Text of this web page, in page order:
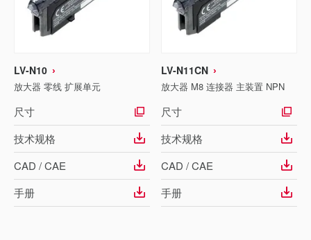
LV-N10
放大器 零线 扩展单元
尺寸
技术规格
CAD / CAE
手册
LV-N11CN
放大器 M8 连接器 主装置 NPN
尺寸
技术规格
CAD / CAE
手册